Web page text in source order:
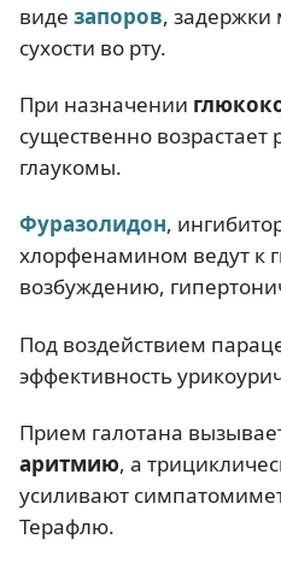
виде запоров, задержки
сухости во рту.
При назначении
существенно
глаукомы.
Фуразолидон,
хлорфенамином ведут к
возбуждению,
Под воздействием
эффективность
Прием галотана
аритмию, а
усиливают
Терафлю.